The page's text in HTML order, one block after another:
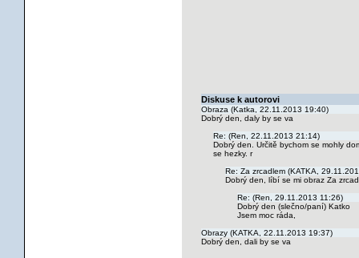
Diskuse k autorovi
Obraza (Katka, 22.11.2013 19:40)
Dobrý den, daly by se va
Re: (Ren, 22.11.2013 21:14)
Dobrý den. Určitě bychom se mohly
se hezky. r
Re: Za zrcadlem (KATKA,
Dobrý den, líbí se mi obraz Za
Re: (Ren, 29.11.2013 11:26)
Dobrý den (slečno/paní) Katko
Jsem moc ráda,
Obrazy (KATKA, 22.11.2013 19:37)
Dobrý den, dali by se va